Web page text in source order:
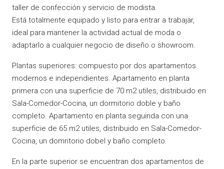
taller de confección y servicio de modista.
Está totalmente equipado y listo para entrar a trabajar,
ideal para mantener la actividad actual de moda o
adaptarlo a cualquier negocio de diseño o showroom.
Plantas superiores: compuesto por dos apartamentos
modernos e independientes. Apartamento en planta
primera con una superficie de 70 m2 utiles, distribuido en
Sala-Comedor-Cocina, un dormitorio doble y baño
completo. Apartamento en planta seguinda con una
superficie de 65 m2 utiles, distribuido en Sala-Comedor-
Cocina, un domritorio dobel y baño completo.
En la parte superior se encuentran dos apartamentos de